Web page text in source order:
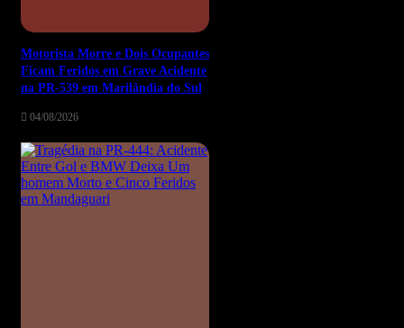
Motorista Morre e Dois Ocupantes
Ficam Feridos em Grave Acidente
na PR-539 em Marilândia do Sul
04/08/2026